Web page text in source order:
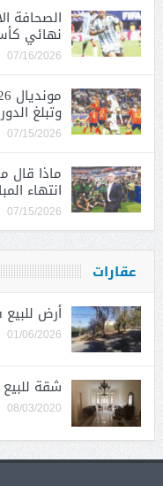
الصحافة
نهائي
07/16/2026
وتبلغ
07/15/2026
ماذا قال
انتهاء
07/15/2026
عقارات
أرض
01/06/2026
شقة للبيع
08/03/2020